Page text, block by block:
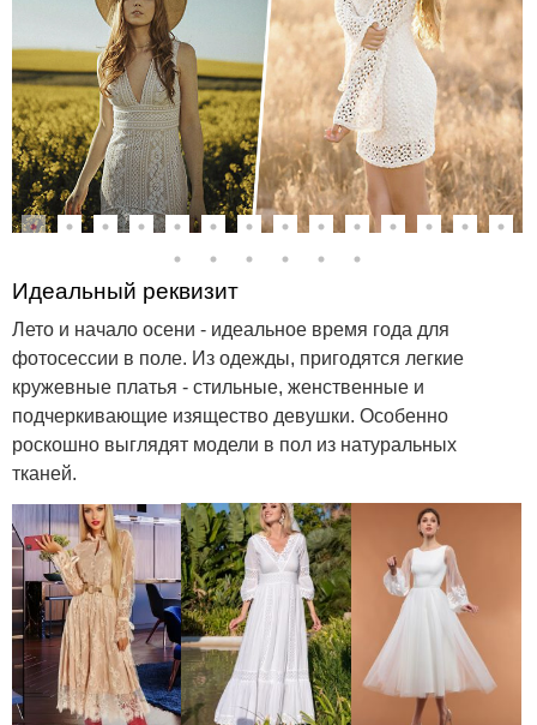
Идеальный реквизит
Лето и начало осени - идеальное время года для
фотосессии в поле. Из одежды, пригодятся легкие
кружевные платья - стильные, женственные и
подчеркивающие изящество девушки. Особенно
роскошно выглядят модели в пол из натуральных
тканей.